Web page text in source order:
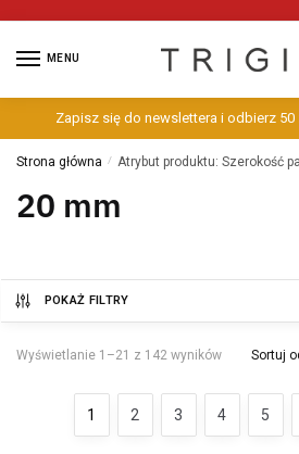
MENU
Zapisz się do newslettera i odbierz 50
Strona główna / Atrybut produktu: Szerokość
20 mm
POKAŻ FILTRY
Wyświetlanie 1–21 z 142 wyników
1 2 3 4 5